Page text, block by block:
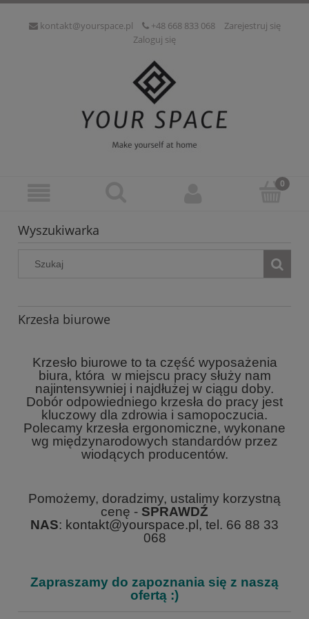
kontakt@yourspace.pl +48 668 833 068
Zarejestruj się
Zaloguj się
Wyszukiwarka
Krzesła biurowe
Krzesło biurowe to ta część wyposażenia
biura, która w miejscu pracy służy nam
najintensywniej i najdłużej w ciągu doby.
Dobór odpowiedniego krzesła do pracy jest
kluczowy dla zdrowia i samopoczucia.
Polecamy krzesła ergonomiczne, wykonane
wg międzynarodowych standardów przez
wiodących producentów.
Pomożemy, doradzimy, ustalimy korzystną
cenę - SPRAWDŹ
NAS: kontakt@yourspace.pl, tel. 66 88 33
068
Zapraszamy do zapoznania się z naszą
ofertą :)